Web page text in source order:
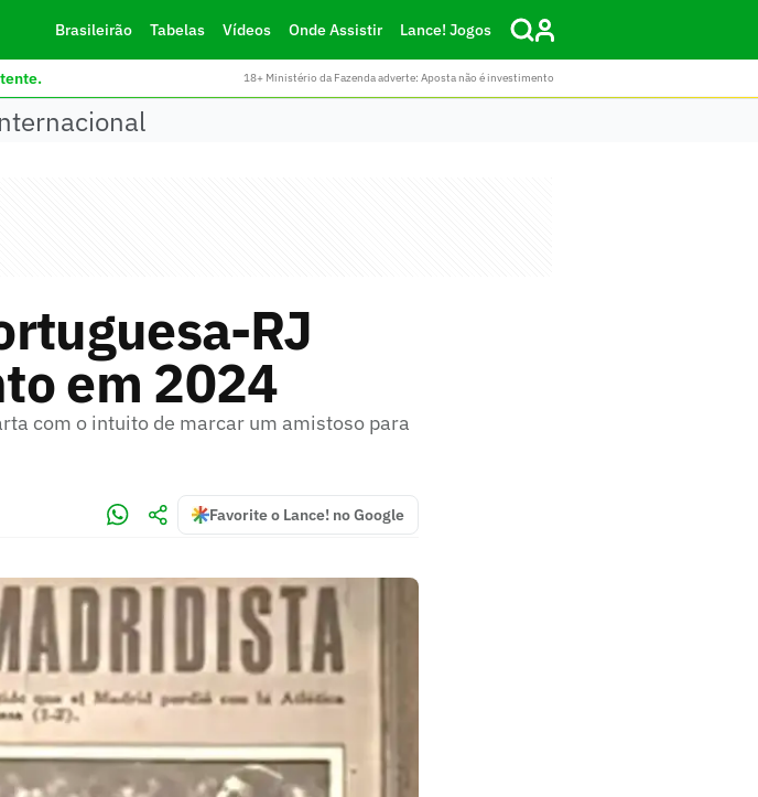
Brasileirão Tabelas Vídeos Onde Assistir Lance! Jogos
18+ Ministério da Fazenda adverte: Aposta não é investimento
RJ
em 2024
com o intuito de marcar um amistoso para
Favorite o Lance! no Google